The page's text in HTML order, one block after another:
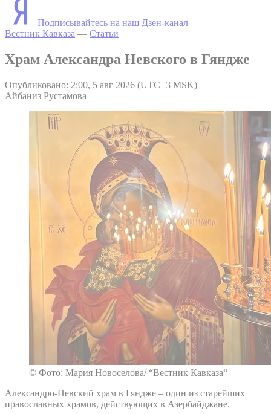
Подписывайтесь на наш Дзен-канал
Вестник Кавказа — Статьи
Храм Александра Невского в Гяндже
Опубликовано: 2:00, 5 авг 2026 (UTC+3 MSK)
Айбаниз Рустамова
© Фото: Мария Новоселова/ “Вестник Кавказа“
Александро-Невский храм в Гяндже – один из старейших
православных храмов, действующих в Азербайджане.